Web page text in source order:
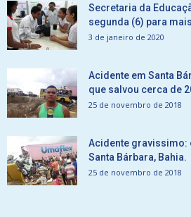
Secretaria da
segunda (6) para
3 de janeiro de 2020
Acidente em Santa
que salvou cerca de
25 de novembro de 2018
Acidente gravissimo:
Santa Bárbara, Bahia.
25 de novembro de 2018